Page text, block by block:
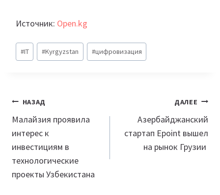
Источник: Open.kg
Метки
записи:
#IT #Kyrgyzstan #цифровизация
Навигация
по
записям
НАЗАД
Малайзия проявила
интерес к
инвестициям в
технологические
проекты Узбекистана
ДАЛЕЕ
Азербайджанский
стартап Epoint вышел
на рынок Грузии